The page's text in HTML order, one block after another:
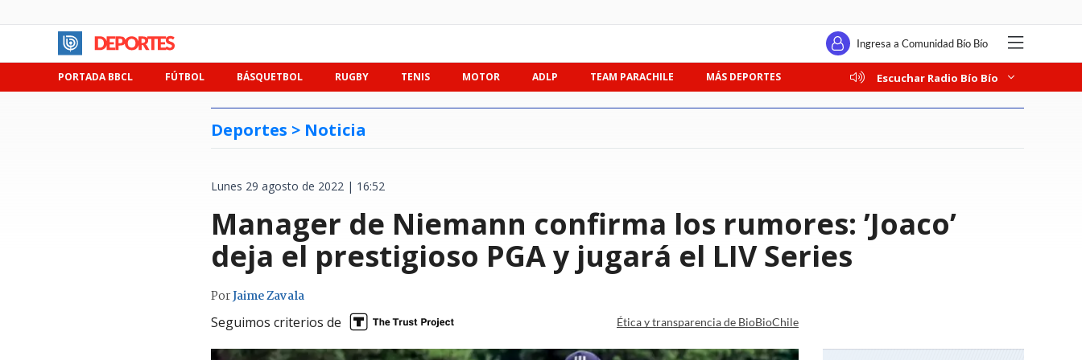
Ingresa a Comunidad Bío Bío
PORTADA BBCL FÚTBOL BÁSQUETBOL RUGBY TENIS MOTOR ADLP TEAM PARACHILE MÁS DEPORTES Escuchar Radio Bío Bío
Deportes > Noticia
Lunes 29 agosto de 2022 | 16:52
Manager de Niemann confirma los rumores: ’Joaco’
deja el prestigioso PGA y jugará el LIV Series
PorJaime Zavala
Seguimos criterios de Ética y transparencia de BioBioChile